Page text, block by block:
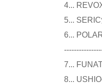
4...
5...
6...
7...
8...